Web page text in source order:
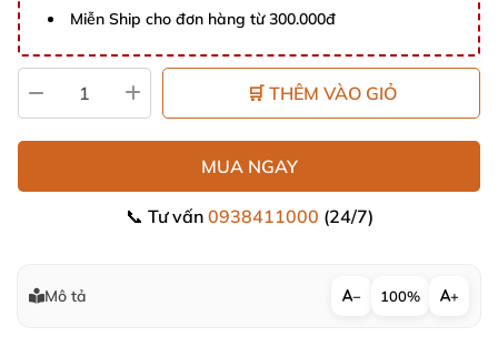
Miễn Ship cho đơn hàng từ 300.000đ
🛒 THÊM VÀO GIỎ
MUA NGAY
📞 Tư vấn 0938411000 (24/7)
Mô tả − 100% +